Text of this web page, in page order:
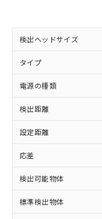
検出ヘッドサイズ
タイプ
電源の種類
検出距離
設定距離
応差
検出可能物体
標準検出物体